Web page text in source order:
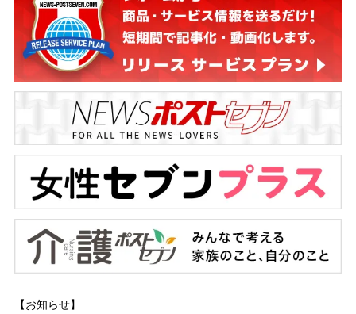
【お知らせ】